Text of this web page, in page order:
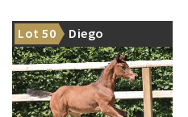
Lot 50 Diego
Sporty youngster by
Dourkhan Hero Z!